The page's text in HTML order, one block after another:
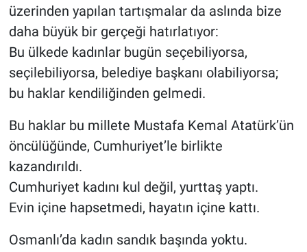
üzerinden yapılan tartışmalar da aslında bize
daha büyük bir gerçeği hatırlatıyor:
Bu ülkede kadınlar bugün seçebiliyorsa,
seçilebiliyorsa, belediye başkanı olabiliyorsa;
bu haklar kendiliğinden gelmedi.
Bu haklar bu millete Mustafa Kemal Atatürk’ün
öncülüğünde, Cumhuriyet’le birlikte
kazandırıldı.
Cumhuriyet kadını kul değil, yurttaş yaptı.
Evin içine hapsetmedi, hayatın içine kattı.
Osmanlı’da kadın sandık başında yoktu.